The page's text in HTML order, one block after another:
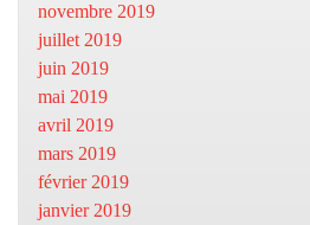
novembre 2019
juillet 2019
juin 2019
mai 2019
avril 2019
mars 2019
février 2019
janvier 2019